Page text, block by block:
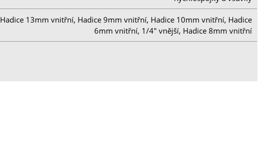
Hadice 13mm vnitřní, Hadice 9mm vnitřní, Hadice 10mm vnitřní, Hadice
6mm vnitřní, 1/4" vnější, Hadice 8mm vnitřní